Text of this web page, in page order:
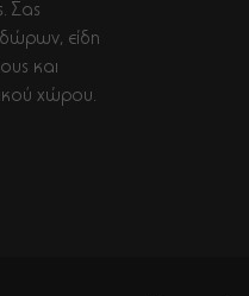
Σας
είδη
και
χώρου.